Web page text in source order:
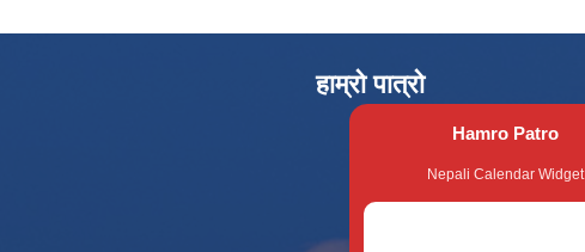
हाम्रो पात्रो
Hamro Patro
Nepali Calendar Widget